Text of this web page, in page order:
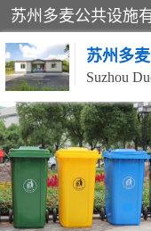
苏州多
Suzhou
办公室脚踩垃圾桶
分类果皮箱